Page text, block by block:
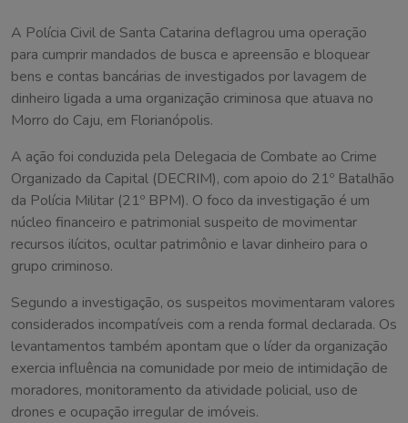
A Polícia Civil de Santa Catarina deflagrou uma operação
para cumprir mandados de busca e apreensão e bloquear
bens e contas bancárias de investigados por lavagem de
dinheiro ligada a uma organização criminosa que atuava no
Morro do Caju, em Florianópolis.
A ação foi conduzida pela Delegacia de Combate ao Crime
Organizado da Capital (DECRIM), com apoio do 21º Batalhão
da Polícia Militar (21º BPM). O foco da investigação é um
núcleo financeiro e patrimonial suspeito de movimentar
recursos ilícitos, ocultar patrimônio e lavar dinheiro para o
grupo criminoso.
Segundo a investigação, os suspeitos movimentaram valores
considerados incompatíveis com a renda formal declarada. Os
levantamentos também apontam que o líder da organização
exercia influência na comunidade por meio de intimidação de
moradores, monitoramento da atividade policial, uso de
drones e ocupação irregular de imóveis.